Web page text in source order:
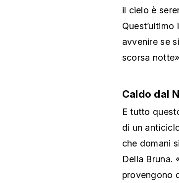
il cielo è
avvenire se
scorsa
Caldo dal
E tutto
di un
che domani
Della Bruna.
provengono